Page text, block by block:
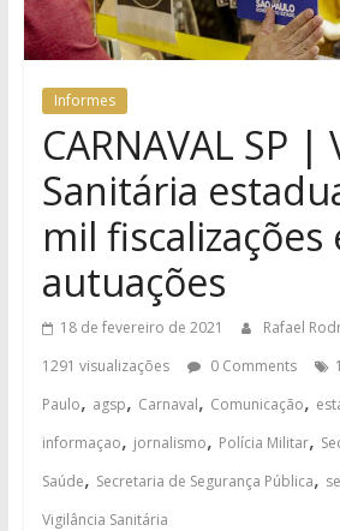
Informes
CARNAVAL SP |
Sanitária
mil fiscalizações
autuações
18 de fevereiro de 2021
Rafael
1291 visualizações
0 Comments
Paulo, agsp, Carnaval, Comunicação,
informaçao, jornalismo, Polícia Militar,
Saúde, Secretaria de Segurança Pública,
Vigilância Sanitária